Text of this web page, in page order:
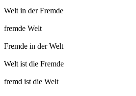
Welt in der Fremde
fremde Welt
Fremde in der Welt
Welt ist die Fremde
fremd ist die Welt